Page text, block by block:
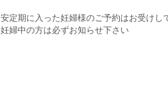
安定期に入った妊婦様のご予約はお受けし
妊婦中の方は必ずお知らせ下さい